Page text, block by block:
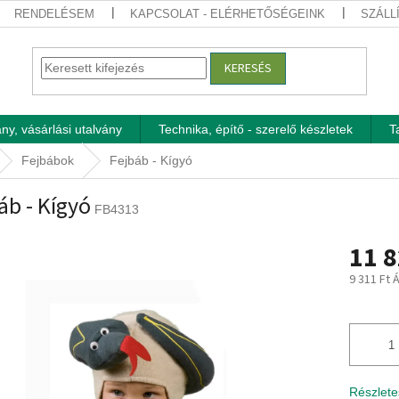
RENDELÉSEM KAPCSOLAT - ELÉRHETŐSÉGEINK
KERESÉS
vásárlási utalvány Technika, építő - szerelő készletek
Fejbábok Fejbáb - Kígyó
- Kígyó FB4313
11
9 311 Ft